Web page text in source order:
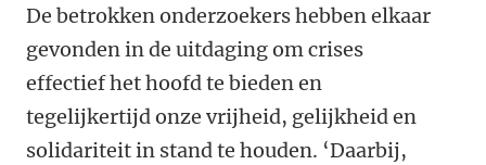
De betrokken onderzoekers hebben elkaar
gevonden in de uitdaging om crises
effectief het hoofd te bieden en
tegelijkertijd onze vrijheid, gelijkheid en
solidariteit in stand te houden. ‘Daarbij,